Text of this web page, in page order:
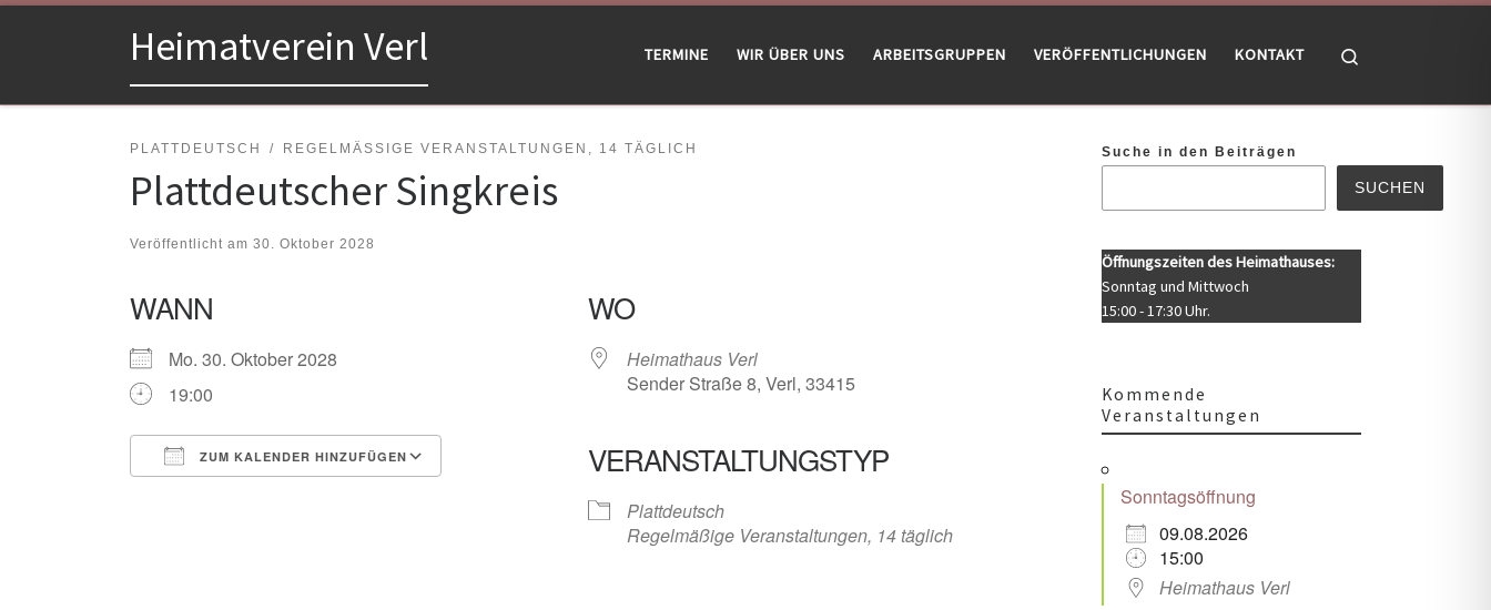
Zum Inhalt springenHeimatverein Verl TERMINE WIR ÜBER UNS ARBEITSGRUPPEN VERÖFFENTLICHUNGEN KONTAKT
PLATTDEUTSCH REGELMÄSSIGE VERANSTALTUNGEN, 14 TÄGLICH
Plattdeutscher Singkreis
Veröffentlicht am 30. Oktober 2028
WANN
Mo. 30. Oktober 2028
19:00
ZUM KALENDER HINZUFÜGEN
Google Kalender Office 365
WO
Heimathaus Verl
Sender Straße 8, Verl, 33415
VERANSTALTUNGSTYP
Plattdeutsch
Regelmäßige Veranstaltungen, 14 täglich
Suche in den Beiträgen
SUCHEN
Öffnungszeiten des Heimathauses:
Sonntag und Mittwoch
15:00 - 17:30 Uhr.
Kommende
Veranstaltungen
Sonntagsöffnung
09.08.2026
15:00
Heimathaus Verl